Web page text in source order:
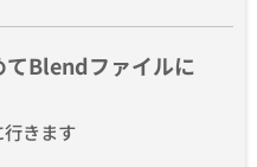
てBlendファイルに
きます